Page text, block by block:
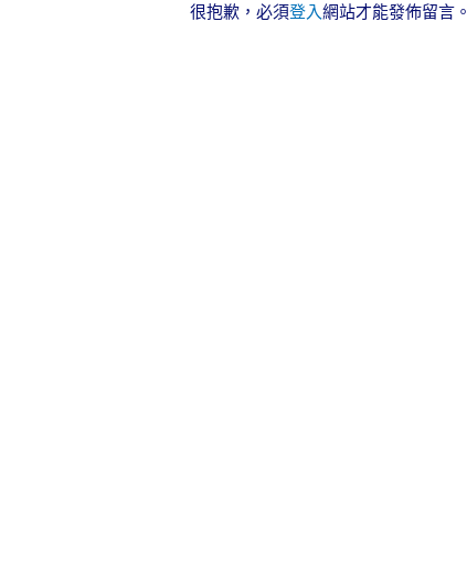
很抱歉，必須登入網站才能發佈留言。